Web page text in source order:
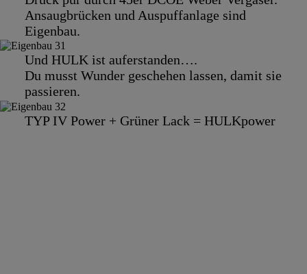
Ansaugbrücken und Auspuffanlage sind
Eigenbau.
Und HULK ist auferstanden….
Du musst Wunder geschehen lassen, damit sie
passieren.
TYP IV Power + Grüner Lack = HULKpower